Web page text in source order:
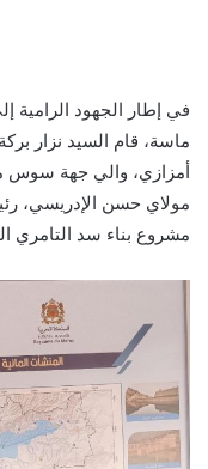
في إطار الجهود الرامية
ماسة، قام السيد نزار
أمزازي، والي جهة سوس
مولاي حسن الإدريسي،
مشروع بناء سد التامري